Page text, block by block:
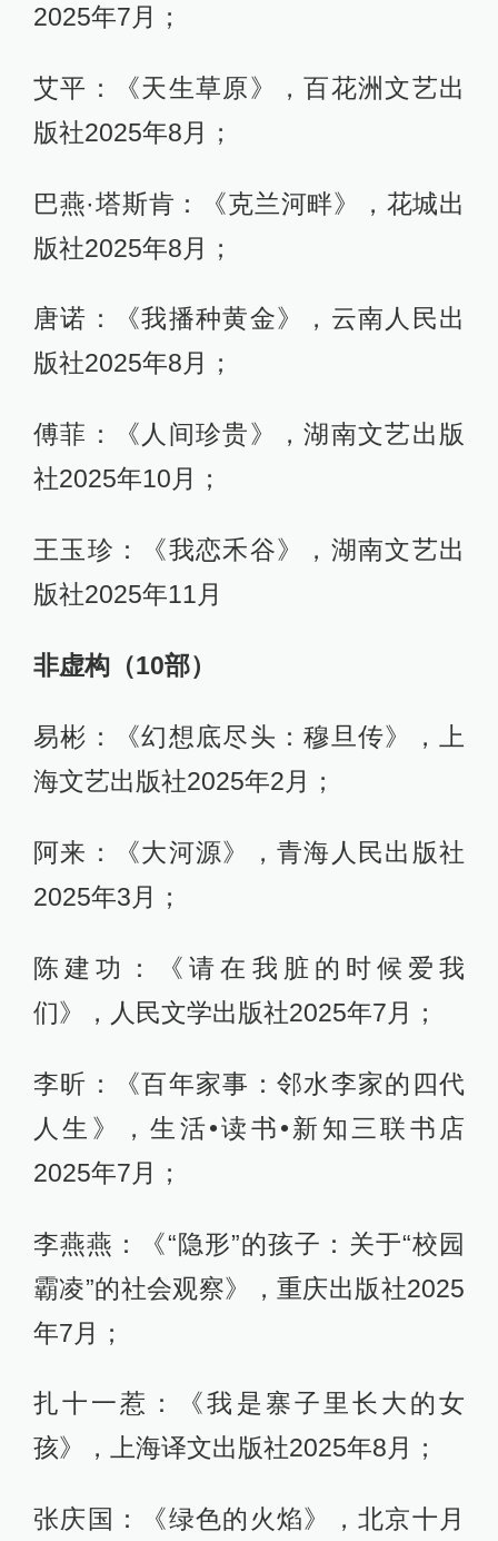
2025年7月；
艾平：《天生草原》，百花洲文艺出
版社2025年8月；
巴燕·塔斯肯：《克兰河畔》，花城出
版社2025年8月；
唐诺：《我播种黄金》，云南人民出
版社2025年8月；
傅菲：《人间珍贵》，湖南文艺出版
社2025年10月；
王玉珍：《我恋禾谷》，湖南文艺出
版社2025年11月
非虚构（10部）
易彬：《幻想底尽头：穆旦传》，上
海文艺出版社2025年2月；
阿来：《大河源》，青海人民出版社
2025年3月；
陈建功：《请在我脏的时候爱我
们》，人民文学出版社2025年7月；
李昕：《百年家事：邻水李家的四代
人生》，生活•读书•新知三联书店
2025年7月；
李燕燕：《“隐形”的孩子：关于“校园
霸凌”的社会观察》，重庆出版社2025
年7月；
扎十一惹：《我是寨子里长大的女
孩》，上海译文出版社2025年8月；
张庆国：《绿色的火焰》，北京十月